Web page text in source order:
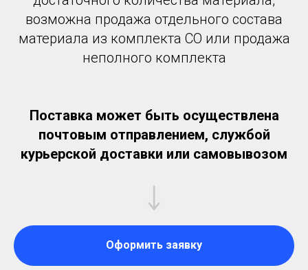
возможна продажа отдельного состава
материала из комплекта СО или продажа
неполного комплекта
Поставка может быть осуществлена
почтовым отправлением, службой
курьерской доставки или самовывозом
Оформить заявку